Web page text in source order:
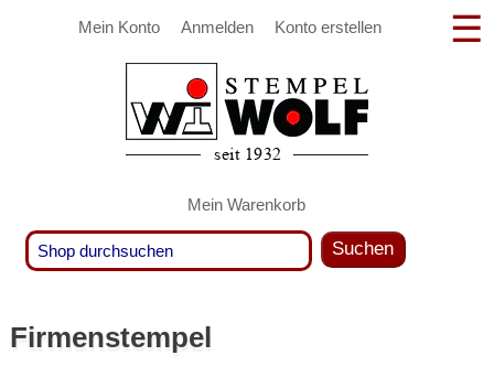
Mein Konto Anmelden Konto erstellen
Mein Warenkorb
Suchen
Firmenstempel